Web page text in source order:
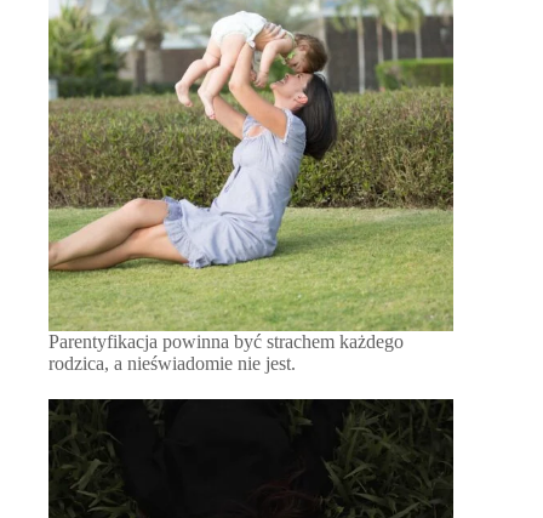
Parentyfikacja powinna być strachem każdego
rodzica, a nieświadomie nie jest.